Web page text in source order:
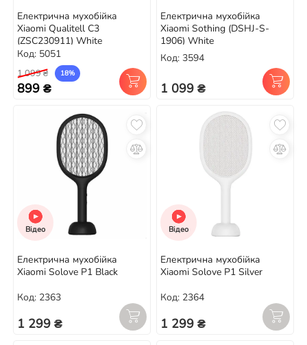
Електрична мухобійка
Xiaomi Qualitell C3
(ZSC230911) White
Код: 5051
1 099 ₴ 18%
899 ₴
Електрична мухобійка
Xiaomi Sothing (DSHJ-S-
1906) White
Код: 3594
1 099 ₴
Відео
Електрична мухобійка
Xiaomi Solove P1 Black
Код: 2363
1 299 ₴
Відео
Електрична мухобійка
Xiaomi Solove P1 Silver
Код: 2364
1 299 ₴